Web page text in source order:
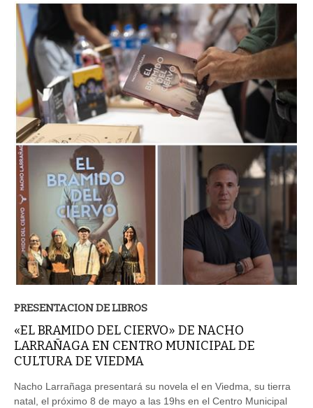
PRESENTACION DE LIBROS
«EL BRAMIDO DEL CIERVO» DE NACHO
LARRAÑAGA EN CENTRO MUNICIPAL DE
CULTURA DE VIEDMA
Nacho Larrañaga presentará su novela el en Viedma, su tierra
natal, el próximo 8 de mayo a las 19hs en el Centro Municipal